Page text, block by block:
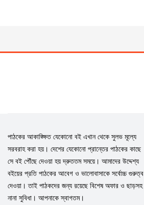
পাঠকের আকাঙ্ক্ষিত যেকোনো বই এখান থেকে সুলভ মূল্যে
সরবরাহ করা হয়। দেশের যেকোনো প্রান্তের পাঠকের কাছে
সে বই পৌঁছে দেওয়া হয় দ্রুততম সময়ে। আমাদের উদ্দেশ্য
বইয়ের প্রতি পাঠকের আবেগ ও ভালোবাসাকে সর্বোচ্চ গুরুত্ব
দেওয়া। তাই পাঠকদের জন্য রয়েছে বিশেষ অফার ও ছাড়সহ
নানা সুবিধা। আপনাকে স্বাগতম।